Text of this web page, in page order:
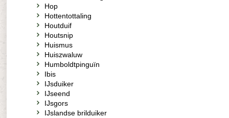
Hop
Hottentottaling
Houtduif
Houtsnip
Huismus
Huiszwaluw
Humboldtpinguïn
Ibis
IJsduiker
IJseend
IJsgors
IJslandse brilduiker